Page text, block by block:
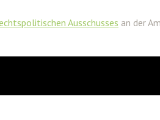
Ausschusses an der